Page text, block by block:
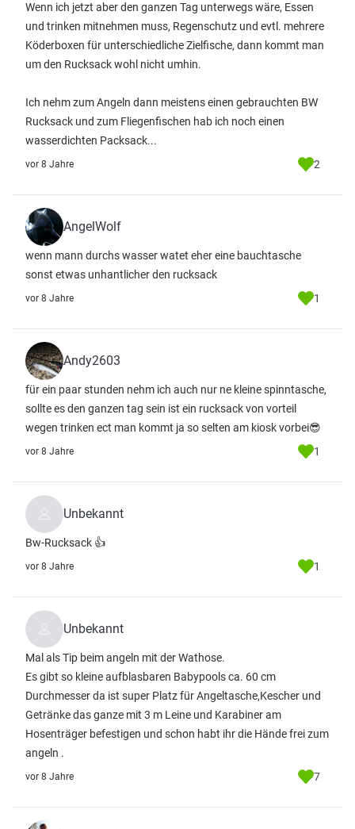
Wenn ich jetzt aber den ganzen Tag unterwegs wäre, Essen
und trinken mitnehmen muss, Regenschutz und evtl. mehrere
Köderboxen für unterschiedliche Zielfische, dann kommt man
um den Rucksack wohl nicht umhin.
Ich nehm zum Angeln dann meistens einen gebrauchten BW
Rucksack und zum Fliegenfischen hab ich noch einen
wasserdichten Packsack...
vor 8 Jahre 2
AngelWolf
wenn mann durchs wasser watet eher eine bauchtasche
sonst etwas unhantlicher den rucksack
vor 8 Jahre 1
Andy2603
für ein paar stunden nehm ich auch nur ne kleine spinntasche,
sollte es den ganzen tag sein ist ein rucksack von vorteil
wegen trinken ect man kommt ja so selten am kiosk vorbei😎
vor 8 Jahre 1
Unbekannt
Bw-Rucksack 👍
vor 8 Jahre 1
Unbekannt
Mal als Tip beim angeln mit der Wathose.
Es gibt so kleine aufblasbaren Babypools ca. 60 cm
Durchmesser da ist super Platz für Angeltasche,Kescher und
Getränke das ganze mit 3 m Leine und Karabiner am
Hosenträger befestigen und schon habt ihr die Hände frei zum
angeln .
vor 8 Jahre 7